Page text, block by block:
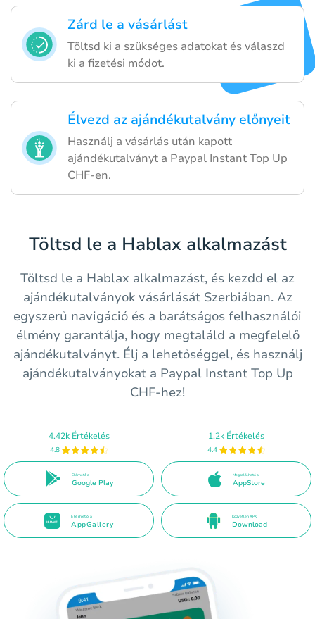
Zárd le a vásárlást
Töltsd ki a szükséges adatokat és válaszd
ki a fizetési módot.
Élvezd az ajándékutalvány előnyeit
Használj a vásárlás után kapott
ajándékutalványt a Paypal Instant Top Up
CHF-en.
Töltsd le a Hablax alkalmazást
Töltsd le a Hablax alkalmazást, és kezdd el az
ajándékutalványok vásárlását Szerbiában. Az
egyszerű navigáció és a barátságos felhasználói
élmény garantálja, hogy megtaláld a megfelelő
ajándékutalványt. Élj a lehetőséggel, és használj
ajándékutalványokat a Paypal Instant Top Up
CHF-hez!
4.42k Értékelés
4.8
Elérhető a
Google Play
1.2k Értékelés
4.4
Megtalálható a
AppStore
Elérhető a
AppGallery
Közvetlen APK
Download